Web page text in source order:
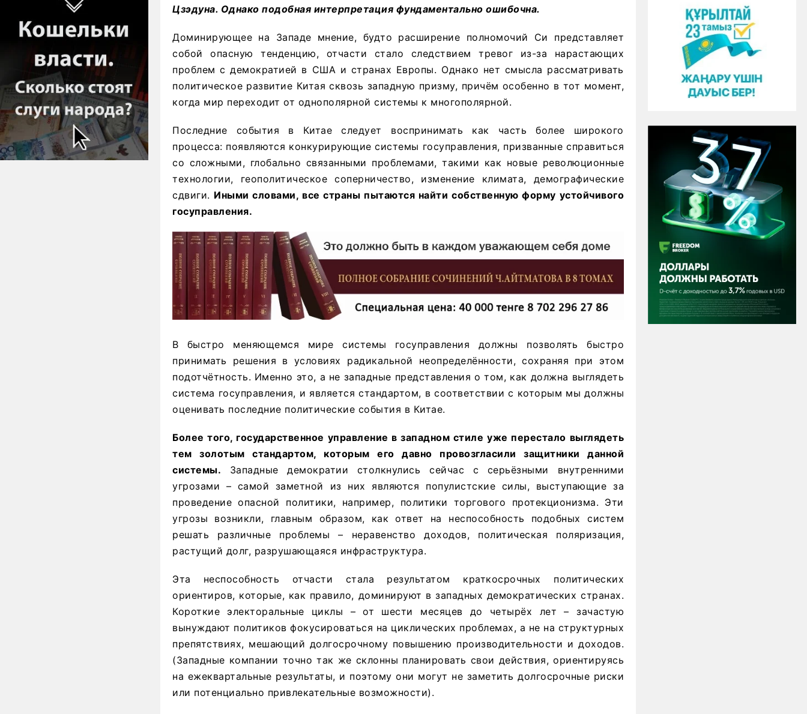
Цзэдуна. Однако подобная интерпретация фундаментально ошибочна.
Доминирующее на Западе мнение, будто расширение полномочий Си представляет
собой опасную тенденцию, отчасти стало следствием тревог из-за нарастающих
проблем с демократией в США и странах Европы. Однако нет смысла рассматривать
политическое развитие Китая сквозь западную призму, причём особенно в тот момент,
когда мир переходит от однополярной системы к многополярной.
Последние события в Китае следует воспринимать как часть более широкого
процесса: появляются конкурирующие системы госуправления, призванные справиться
со сложными, глобально связанными проблемами, такими как новые революционные
технологии, геополитическое соперничество, изменение климата, демографические
сдвиги. Иными словами, все страны пытаются найти собственную форму устойчивого
госуправления.
В быстро меняющемся мире системы госуправления должны позволять быстро
принимать решения в условиях радикальной неопределённости, сохраняя при этом
подотчётность. Именно это, а не западные представления о том, как должна выглядеть
система госуправления, и является стандартом, в соответствии с которым мы должны
оценивать последние политические события в Китае.
Более того, государственное управление в западном стиле уже перестало выглядеть
тем золотым стандартом, которым его давно провозгласили защитники данной
системы. Западные демократии столкнулись сейчас с серьёзными внутренними
угрозами – самой заметной из них являются популистские силы, выступающие за
проведение опасной политики, например, политики торгового протекционизма. Эти
угрозы возникли, главным образом, как ответ на неспособность подобных систем
решать различные проблемы – неравенство доходов, политическая поляризация,
растущий долг, разрушающаяся инфраструктура.
Эта неспособность отчасти стала результатом краткосрочных политических
ориентиров, которые, как правило, доминируют в западных демократических странах.
Короткие электоральные циклы – от шести месяцев до четырёх лет – зачастую
вынуждают политиков фокусироваться на циклических проблемах, а не на структурных
препятствиях, мешающий долгосрочному повышению производительности и доходов.
(Западные компании точно так же склонны планировать свои действия, ориентируясь
на ежеквартальные результаты, и поэтому они могут не заметить долгосрочные риски
или потенциально привлекательные возможности).